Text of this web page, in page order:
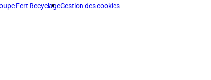
Fert RecyclageGestion des cookies